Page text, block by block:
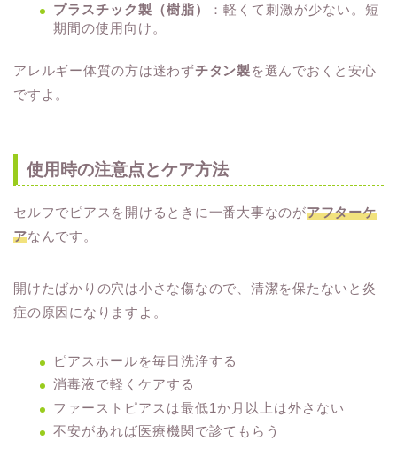
プラスチック製（樹脂）
：軽くて刺激が少ない。短
期間の使用向け。
アレルギー体質の方は迷わずチタン製を選んでおくと安心
ですよ。
使用時の注意点とケア方法
セルフでピアスを開けるときに一番大事なのがアフターケ
アなんです。
開けたばかりの穴は小さな傷なので、清潔を保たないと炎
症の原因になりますよ。
ピアスホールを毎日洗浄する
消毒液で軽くケアする
ファーストピアスは最低1か月以上は外さない
不安があれば医療機関で診てもらう